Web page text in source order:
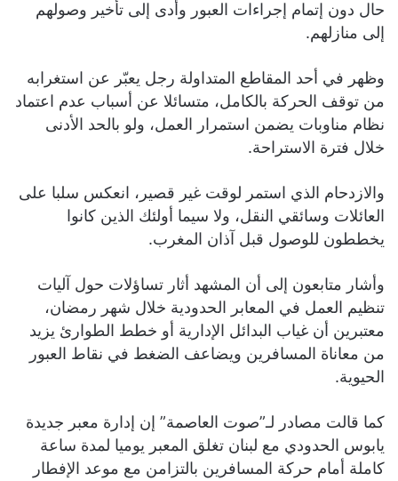
حال دون إتمام إجراءات العبور وأدى إلى تأخير وصولهم
إلى منازلهم.
وظهر في أحد المقاطع المتداولة رجل يعبّر عن استغرابه
من توقف الحركة بالكامل، متسائلا عن أسباب عدم اعتماد
نظام مناوبات يضمن استمرار العمل، ولو بالحد الأدنى
خلال فترة الاستراحة.
والازدحام الذي استمر لوقت غير قصير، انعكس سلبا على
العائلات وسائقي النقل، ولا سيما أولئك الذين كانوا
يخططون للوصول قبل آذان المغرب.
وأشار متابعون إلى أن المشهد أثار تساؤلات حول آليات
تنظيم العمل في المعابر الحدودية خلال شهر رمضان،
معتبرين أن غياب البدائل الإدارية أو خطط الطوارئ يزيد
من معاناة المسافرين ويضاعف الضغط في نقاط العبور
الحيوية.
كما قالت مصادر لـ”صوت العاصمة” إن إدارة معبر جديدة
يابوس الحدودي مع لبنان تغلق المعبر يوميا لمدة ساعة
كاملة أمام حركة المسافرين بالتزامن مع موعد الإفطار